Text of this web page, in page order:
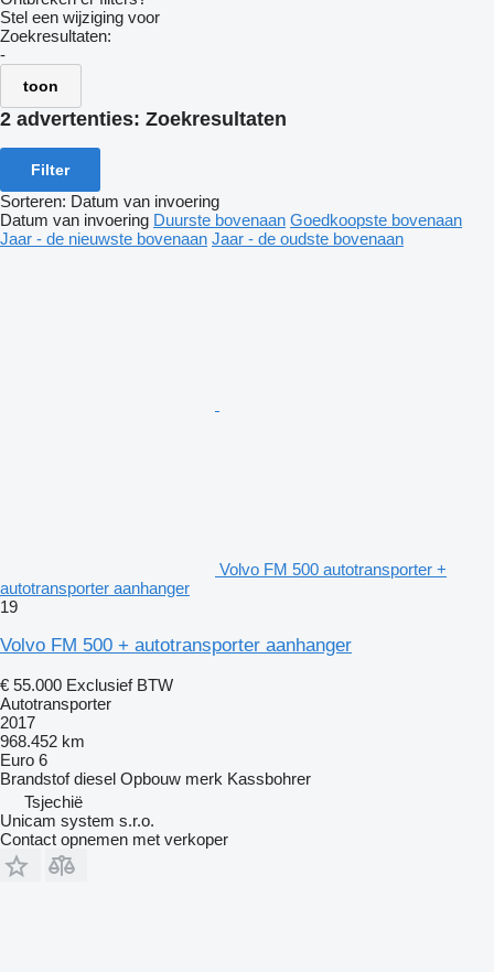
Stel een wijziging voor
Zoekresultaten:
-
toon
2 advertenties: Zoekresultaten
Filter
Sorteren: Datum van invoering
Datum van invoering Duurste bovenaan Goedkoopste bovenaan
Jaar - de nieuwste bovenaan Jaar - de oudste bovenaan
Volvo FM 500 autotransporter +
autotransporter aanhanger
19
Volvo FM 500 + autotransporter aanhanger
€ 55.000 Exclusief BTW
Autotransporter
2017
968.452 km
Euro 6
Brandstof diesel Opbouw merk Kassbohrer
Tsjechië
Unicam system s.r.o.
Contact opnemen met verkoper